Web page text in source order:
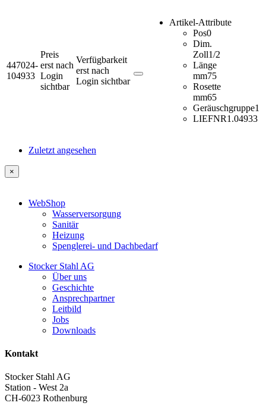
447024-
104933
Preis
erst nach
Login
sichtbar
Verfügbarkeit
erst nach
Login sichtbar
Artikel-Attribute
Pos0
Dim.
Zoll1/2
Länge
mm75
Rosette
mm65
Geräuschgruppe1
LIEFNR1.04933
Zuletzt angesehen
×
WebShop
Wasserversorgung
Sanitär
Heizung
Spenglerei- und Dachbedarf
Stocker Stahl AG
Über uns
Geschichte
Ansprechpartner
Leitbild
Jobs
Downloads
Kontakt
Stocker Stahl AG
Station - West 2a
CH-6023 Rothenburg